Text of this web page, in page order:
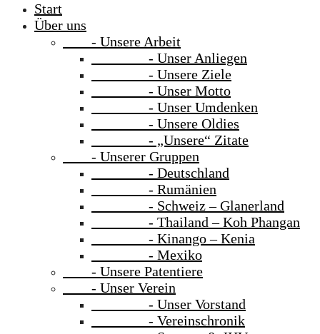
Start
Über uns
- Unsere Arbeit
- Unser Anliegen
- Unsere Ziele
- Unser Motto
- Unser Umdenken
- Unsere Oldies
- „Unsere“ Zitate
- Unserer Gruppen
- Deutschland
- Rumänien
- Schweiz – Glanerland
- Thailand – Koh Phangan
- Kinango – Kenia
- Mexiko
- Unsere Patentiere
- Unser Verein
- Unser Vorstand
- Vereinschronik